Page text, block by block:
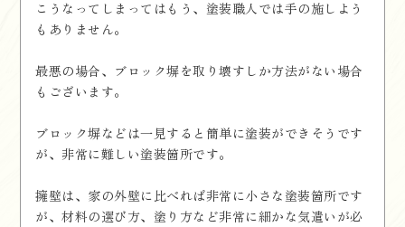
こうなってしまってはもう、塗装職人では手の施しよう
もありません。
最悪の場合、ブロック塀を取り壊すしか方法がない場合
もございます。
ブロック塀などは一見すると簡単に塗装ができそうです
が、非常に難しい塗装箇所です。
擁壁は、家の外壁に比べれば非常に小さな塗装箇所です
が、材料の選び方、塗り方など非常に細かな気遣いが必